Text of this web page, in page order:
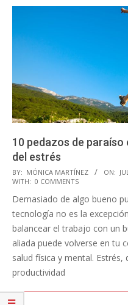
10 pedazos de
del estrés
2015-
07-
13
BY: MÓNICA MARTÍNEZ ON:
WITH: 0 COMMENTS
Demasiado de algo bueno
tecnología no es la
balancear el trabajo con un
aliada puede volverse en tu
salud física y mental.
productividad